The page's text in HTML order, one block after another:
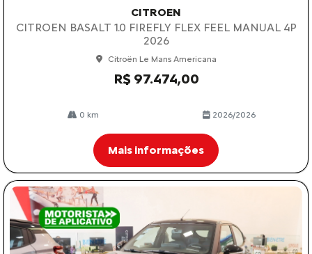
CITROEN
CITROEN BASALT 1.0 FIREFLY FLEX FEEL MANUAL 4P
2026
Citroën Le Mans Americana
R$ 97.474,00
0 km 2026/2026
Mais informações